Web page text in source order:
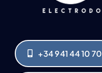
+34 941 44 10 70